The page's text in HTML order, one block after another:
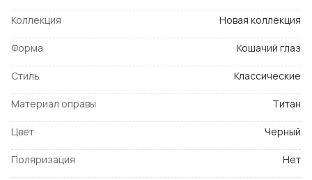
Коллекция Новая коллекция
Форма Кошачий глаз
Стиль Классические
Материал оправы Титан
Цвет Черный
Поляризация Нет